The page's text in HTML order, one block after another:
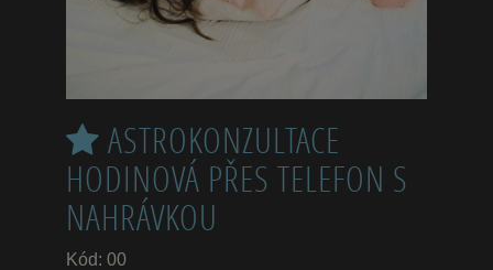
ASTROKONZULTACE
HODINOVÁ PŘES TELEFON S
NAHRÁVKOU
Kód: 00